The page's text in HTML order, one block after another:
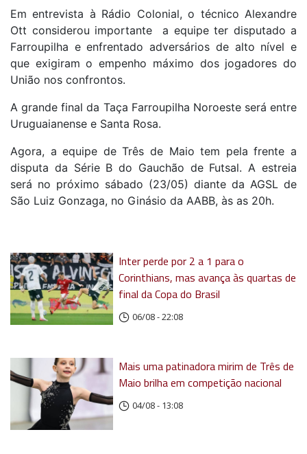
Em entrevista à Rádio Colonial, o técnico Alexandre
Ott considerou importante a equipe ter disputado a
Farroupilha e enfrentado adversários de alto nível e
que exigiram o empenho máximo dos jogadores do
União nos confrontos.
A grande final da Taça Farroupilha Noroeste será entre
Uruguaianense e Santa Rosa.
Agora, a equipe de Três de Maio tem pela frente a
disputa da Série B do Gauchão de Futsal. A estreia
será no próximo sábado (23/05) diante da AGSL de
São Luiz Gonzaga, no Ginásio da AABB, às as 20h.
Inter perde por 2 a 1 para o
Corinthians, mas avança às quartas de
final da Copa do Brasil
06/08 - 22:08
Mais uma patinadora mirim de Três de
Maio brilha em competição nacional
04/08 - 13:08